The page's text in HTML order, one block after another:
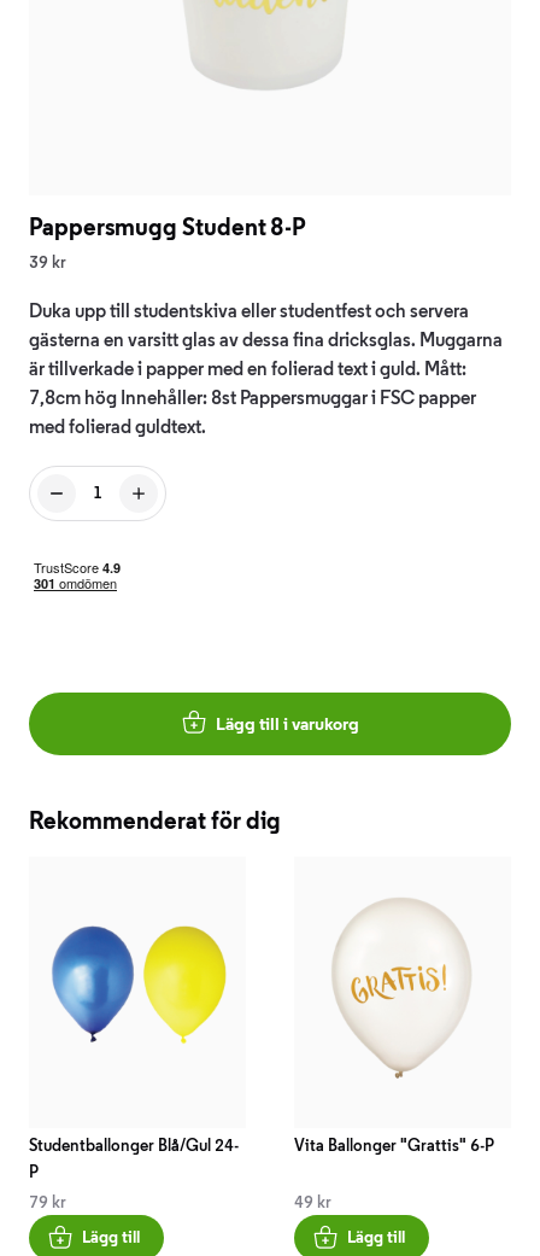
Pappersmugg Student 8-P
39 kr
Duka upp till studentskiva eller studentfest och servera
gästerna en varsitt glas av dessa fina dricksglas. Muggarna
är tillverkade i papper med en folierad text i guld. Mått:
7,8cm hög Innehåller: 8st Pappersmuggar i FSC papper
med folierad guldtext.
Lägg till i varukorg
Rekommenderat för dig
Studentballonger Blå/Gul 24-
P
Lägg till
79 kr
Vita Ballonger "Grattis" 6-P
Lägg till
49 kr